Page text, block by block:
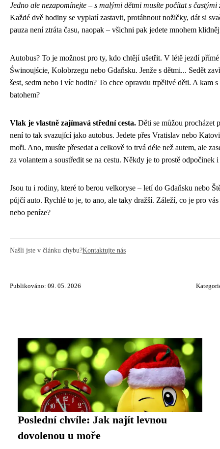
Jedno ale nezapomínejte – s malými dětmi musíte počítat s častými
Každé dvě hodiny se vyplatí zastavit, protáhnout nožičky, dát si
pauza není ztráta času, naopak – všichni pak jedete mnohem
Autobus? To je možnost pro ty, kdo chtějí ušetřit. V létě jezdí
Świnoujście, Kołobrzegu nebo Gdaňsku. Jenže s dětmi... Sedět
šest, sedm nebo i víc hodin? To chce opravdu trpělivé děti. A kam
batohem?
Vlak je vlastně zajímavá střední cesta. Děti se můžou procházet
není to tak svazující jako autobus. Jedete přes Vratislav nebo
moři. Ano, musíte přesedat a celkově to trvá déle než autem, ale
za volantem a soustředit se na cestu. Někdy je to prostě odpočinek
Jsou tu i rodiny, které to berou velkoryse – letí do Gdaňsku nebo
půjčí auto. Rychlé to je, to ano, ale taky dražší. Záleží, co je pro
nebo peníze?
Našli jste v článku chybu?Kontaktujte nás
Publikováno: 09. 05. 2026
Poslední chvíle: Jak najít levnou
dovolenou u moře